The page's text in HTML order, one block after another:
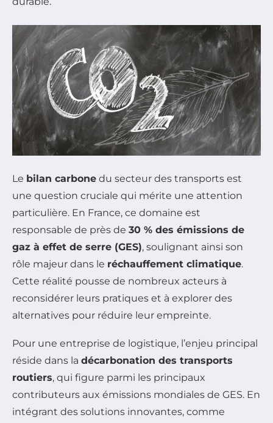
Le bilan carbone du secteur des transports est
une question cruciale qui mérite une attention
particulière. En France, ce domaine est
responsable de près de 30 % des émissions de
gaz à effet de serre (GES), soulignant ainsi son
rôle majeur dans le réchauffement climatique.
Cette réalité pousse de nombreux acteurs à
reconsidérer leurs pratiques et à explorer des
alternatives pour réduire leur empreinte.
Pour une entreprise de logistique, l’enjeu principal
réside dans la décarbonation des transports
routiers, qui figure parmi les principaux
contributeurs aux émissions mondiales de GES. En
intégrant des solutions innovantes, comme